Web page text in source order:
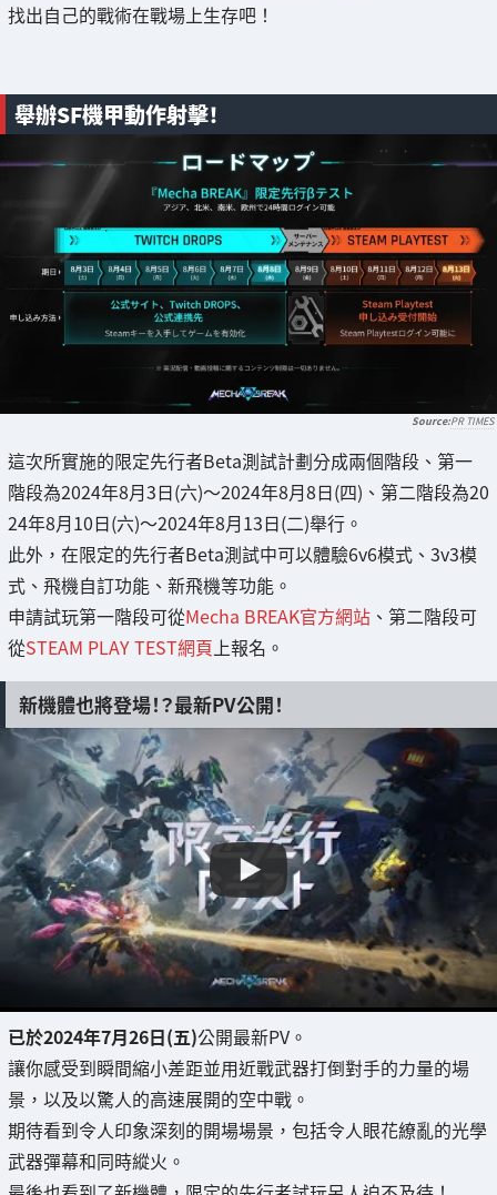
找出自己的戰術在戰場上生存吧！
舉辦SF機甲動作射擊！
PR TIMES
這次所實施的限定先行者Beta測試計劃分成兩個階段、第一
階段為2024年8月3日(六)～2024年8月8日(四)、第二階段為20
24年8月10日(六)～2024年8月13日(二)舉行。
此外，在限定的先行者Beta測試中可以體驗6v6模式、3v3模
式、飛機自訂功能、新飛機等功能。
申請試玩第一階段可從Mecha BREAK官方網站 、第二階段可
從STEAM PLAY TEST網頁上報名。
新機體也將登場！？最新PV公開！
已於2024年7月26日(五)公開最新PV。
讓你感受到瞬間縮小差距並用近戰武器打倒對手的力量的場
景，以及以驚人的高速展開的空中戰。
期待看到令人印象深刻的開場場景，包括令人眼花繚亂的光學
武器彈幕和同時縱火。